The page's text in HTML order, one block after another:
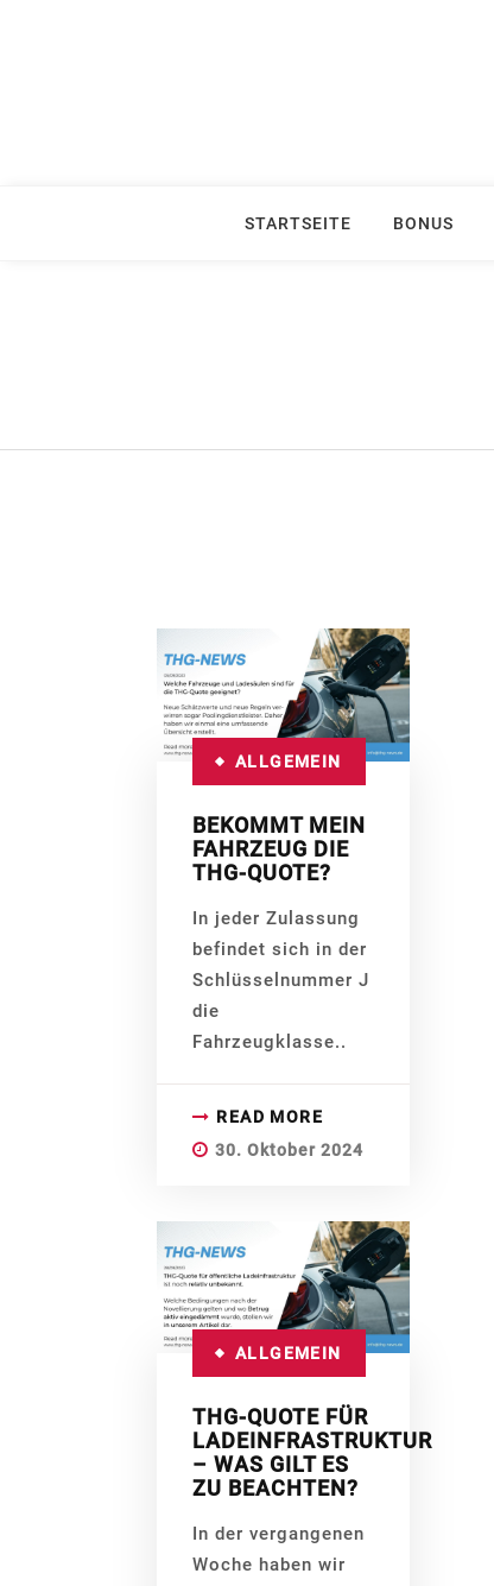
STARTSEITE BONUS
ALLGEMEIN
BEKOMMT MEIN
FAHRZEUG DIE
THG-QUOTE?
In jeder Zulassung
befindet sich in der
Schlüsselnummer J
die
Fahrzeugklasse..
READ MORE
30. Oktober 2024
ALLGEMEIN
THG-QUOTE FÜR
LADEINFRASTRUKTUR
– WAS GILT ES
ZU BEACHTEN?
In der vergangenen
Woche haben wir